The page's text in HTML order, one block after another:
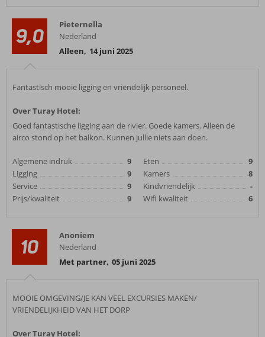
9,0
Pieternella
Nederland
Alleen, 14 juni 2025
Fantastisch mooie ligging en vriendelijk personeel.
Over Turay Hotel:
Goed fantastische ligging aan de rivier. Goede kamers. Alleen de
airco stond op het balkon. Kunnen jullie niets aan doen.
Algemene indruk
9
Ligging
9
Service
9
Prijs/kwaliteit
9
Eten
9
Kamers
8
Kindvriendelijk
-
Wifi kwaliteit
6
10
Anoniem
Nederland
Met partner, 05 juni 2025
MOOIE OMGEVING/JE KAN VEEL EXCURSIES MAKEN/
VRIENDELIJKHEID VAN HET DORP
Over Turay Hotel: